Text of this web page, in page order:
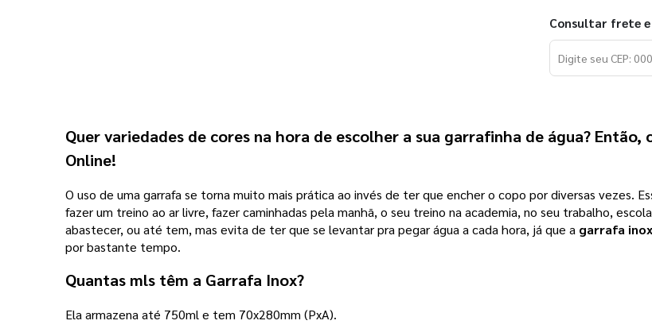
Consultar frete
Quer variedades de cores na hora de escolher a sua garrafinha de água? Então,
Online!
O uso de uma garrafa se torna muito mais prática ao invés de ter que encher o copo por diversas vezes.
fazer um treino ao ar livre, fazer caminhadas pela manhã, o seu treino na academia, no seu trabalho,
abastecer, ou até tem, mas evita de ter que se levantar pra pegar água a cada hora, já que a garrafa
por bastante tempo.
Quantas mls têm a Garrafa Inox?
Ela armazena até 750ml e tem 70x280mm (PxA).